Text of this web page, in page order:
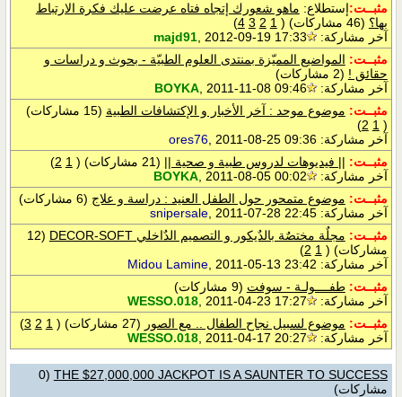
مثبــت:إستطلاع: ماهو شعورك إتجاه فتاه عرضت عليك فكرة الارتباط
بها؟ (46 مشاركات) (
1
2
3
4
)
آخر مشاركة:
majd91, 2012-09-19 17:33
مثبــت: المواضيع المميّزة بمنتدى العلوم الطبيّة - بحوث و دراسات و
حقائق ! (2 مشاركات)
آخر مشاركة:
BOYKA, 2011-11-08 09:46
مثبــت: موضوع موحد : آخر الأخبار و الإكتشافات الطبية (15 مشاركات)
(
1
2
)
آخر مشاركة:
ores76, 2011-08-25 09:36
مثبــت: || فيديوهات لدروس طبية و صحية || (21 مشاركات) (
1
2
)
آخر مشاركة:
BOYKA, 2011-08-05 00:02
مثبــت: موضوع متمحور حول الطفل العنيد : دراسة و علاج (6 مشاركات)
آخر مشاركة:
snipersale, 2011-07-28 22:45
مثبــت: مجلٌة مختصٌة بالدٌيكور و التصميم الدٌاخلي DECOR-SOFT
(12
مشاركات) (
1
2
)
آخر مشاركة:
Midou Lamine, 2011-05-13 23:42
مثبــت: طفــــولـة - سوفت (9 مشاركات)
آخر مشاركة:
WESSO.018, 2011-04-23 17:27
مثبــت: موضوع لسبيل نجاح الطفال .. مع الصور (27 مشاركات) (
1
2
3
)
آخر مشاركة:
WESSO.018, 2011-04-17 20:27
THE $27,000,000 JACKPOT IS A SAUNTER TO SUCCESS
(0
مشاركات)